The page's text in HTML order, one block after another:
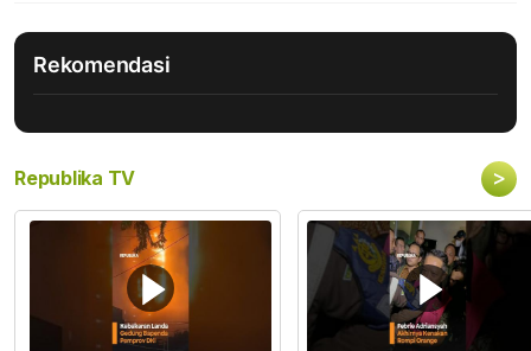
Rekomendasi
Republika TV >